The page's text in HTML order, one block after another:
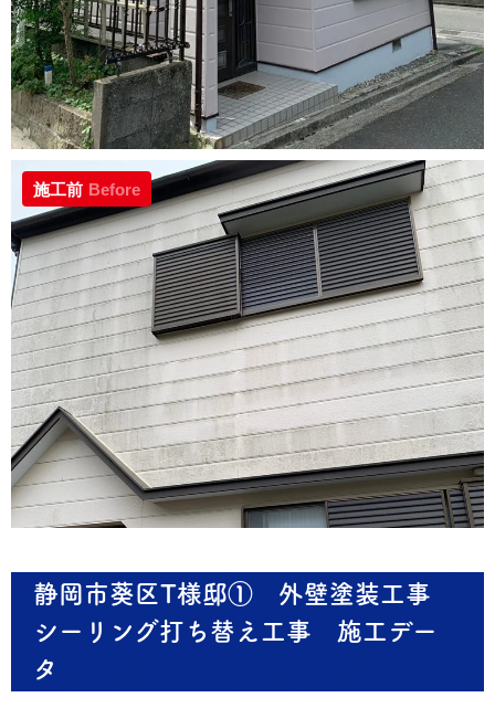
施工前 Before
静岡市葵区T様邸① 外壁塗装工事
シーリング打ち替え工事 施工デー
タ